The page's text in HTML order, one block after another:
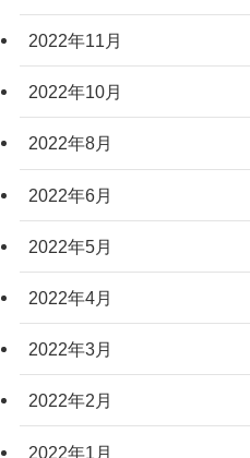
2022年11月
2022年10月
2022年8月
2022年6月
2022年5月
2022年4月
2022年3月
2022年2月
2022年1月